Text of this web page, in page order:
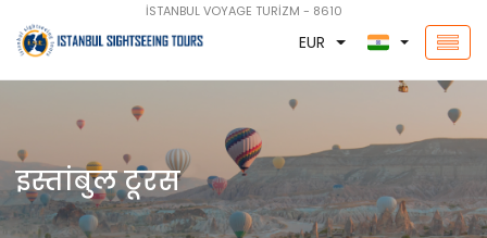
İSTANBUL VOYAGE TURİZM - 8610
EUR
इस्तांबुल टूरस